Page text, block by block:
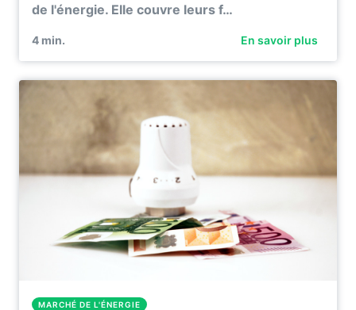
de l'énergie. Elle couvre leurs f…
4 min. En savoir plus
MARCHÉ DE L'ÉNERGIE